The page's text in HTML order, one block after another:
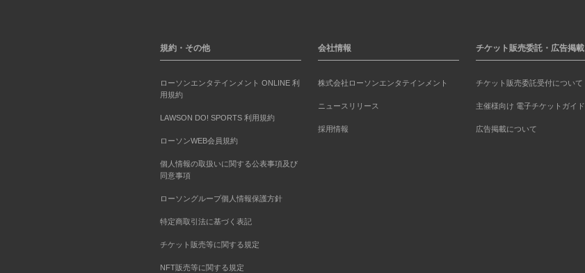
規約・その他
ローソンエンタテインメント ONLINE 利
用規約
LAWSON DO! SPORTS 利用規約
ローソンWEB会員規約
個人情報の取扱いに関する公表事項及び
同意事項
ローソングループ個人情報保護方針
特定商取引法に基づく表記
チケット販売等に関する規定
NFT販売等に関する規定
会社情報
株式会社ローソンエンタテインメント
ニュースリリース
採用情報
チケット販売委託・広告掲載
チケット販売委託受付について
主催様向け 電子チケットガイド
広告掲載について